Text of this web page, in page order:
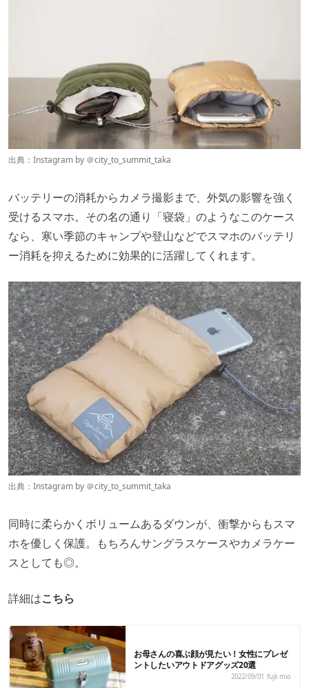
出典：Instagram by ＠city_to_summit_taka
バッテリーの消耗からカメラ撮影まで、外気の影響を強く
受けるスマホ。その名の通り「寝袋」のようなこのケース
なら、寒い季節のキャンプや登山などでスマホのバッテリ
ー消耗を抑えるために効果的に活躍してくれます。
出典：Instagram by ＠city_to_summit_taka
同時に柔らかくボリュームあるダウンが、衝撃からもスマ
ホを優しく保護。もちろんサングラスケースやカメラケー
スとしても◎。
詳細はこちら
お母さんの喜ぶ顔が見たい！女性にプレゼ
ントしたいアウトドアグッズ20選
2022/09/01 fujii mio